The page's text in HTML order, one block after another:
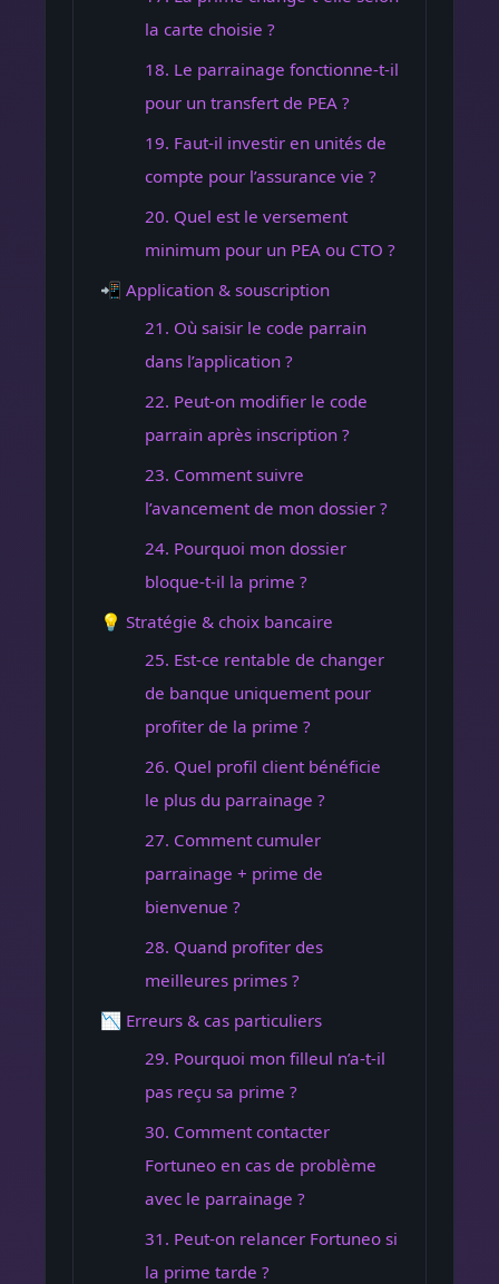
la carte choisie ?
18. Le parrainage fonctionne-t-il
pour un transfert de PEA ?
19. Faut-il investir en unités de
compte pour l’assurance vie ?
20. Quel est le versement
minimum pour un PEA ou CTO ?
📲 Application & souscription
21. Où saisir le code parrain
dans l’application ?
22. Peut-on modifier le code
parrain après inscription ?
23. Comment suivre
l’avancement de mon dossier ?
24. Pourquoi mon dossier
bloque-t-il la prime ?
💡 Stratégie & choix bancaire
25. Est-ce rentable de changer
de banque uniquement pour
profiter de la prime ?
26. Quel profil client bénéficie
le plus du parrainage ?
27. Comment cumuler
parrainage + prime de
bienvenue ?
28. Quand profiter des
meilleures primes ?
📉 Erreurs & cas particuliers
29. Pourquoi mon filleul n’a-t-il
pas reçu sa prime ?
30. Comment contacter
Fortuneo en cas de problème
avec le parrainage ?
31. Peut-on relancer Fortuneo si
la prime tarde ?